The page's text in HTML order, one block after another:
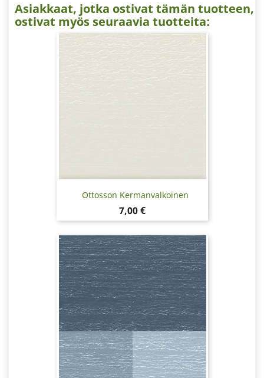
Asiakkaat, jotka ostivat tämän tuotteen,
ostivat myös seuraavia tuotteita:
Ottosson Kermanvalkoinen
Hinta
7,00 €